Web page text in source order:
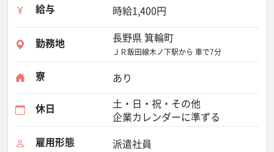
給与 時給1,400円
勤務地 長野県 箕輪町
ＪＲ飯田線木ノ下駅から 車で7分
寮 あり
休日
土・日・祝・その他
企業カレンダーに準ずる
雇用形態
派遣社員